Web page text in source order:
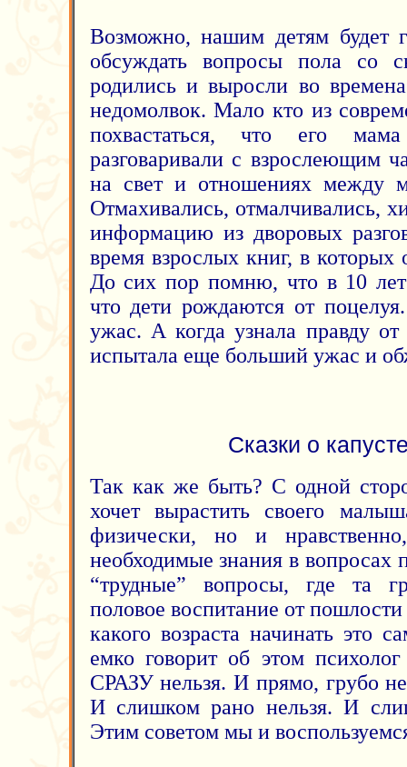
Возможно, нашим детям будет
обсуждать вопросы пола
родились и выросли во
недомолвок. Мало кто из
похвастаться, что его
разговаривали с взрослеющим
на свет и отношениях между
Отмахивались, отмалчивались,
информацию из дворовых
время взрослых книг, в
До сих пор помню, что в 10
что дети рождаются от
ужас. А когда узнала правду от
испытала еще больший ужас и
Сказки о
Так как же быть? С одной
хочет вырастить своего
физически, но и
необходимые знания в вопросах
“трудные” вопросы, где та
половое воспитание от
какого возраста начинать это
емко говорит об этом
СРАЗУ нельзя. И прямо, грубо
И слишком рано нельзя. И
Этим советом мы и